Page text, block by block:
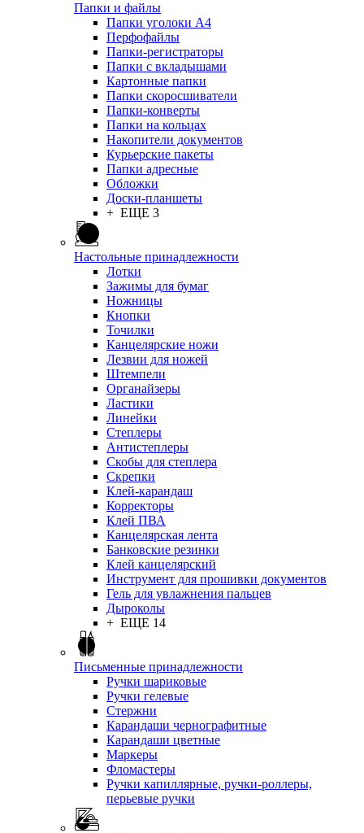
Папки и файлы
Папки уголоки А4
Перфофайлы
Папки-регистраторы
Папки с вкладышами
Картонные папки
Папки скоросшиватели
Папки-конверты
Папки на кольцах
Накопители документов
Курьерские пакеты
Папки адресные
Обложки
Доски-планшеты
+ ЕЩЕ 3
Настольные принадлежности
Лотки
Зажимы для бумаг
Ножницы
Кнопки
Точилки
Канцелярские ножи
Лезвии для ножей
Штемпели
Органайзеры
Ластики
Линейки
Степлеры
Антистеплеры
Скобы для степлера
Скрепки
Клей-карандаш
Корректоры
Клей ПВА
Канцелярская лента
Банковские резинки
Клей канцелярский
Инструмент для прошивки документов
Гель для увлажнения пальцев
Дыроколы
+ ЕЩЕ 14
Письменные принадлежности
Ручки шариковые
Ручки гелевые
Стержни
Карандаши чернографитные
Карандаши цветные
Маркеры
Фломастеры
Ручки капиллярные, ручки-роллеры,
перьевые ручки